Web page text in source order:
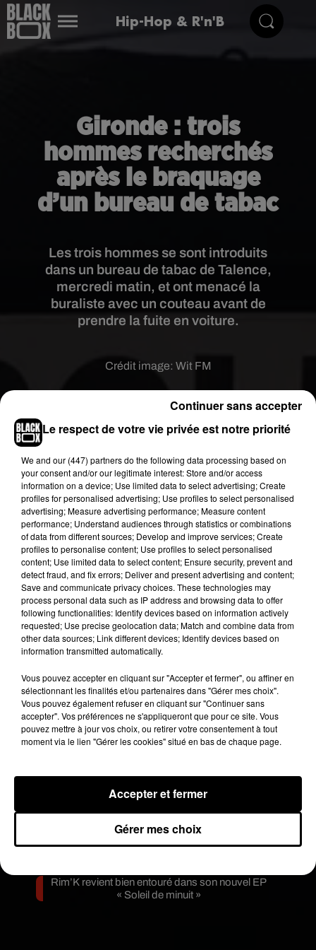
Hip-Hop & R'n'B
Gironde : trois
hommes recherchés
après le braquage
d’un bureau de tabac
Publié : 27 juin 2019 à 9h55 par Diane Charbonnel
Les trois hommes se sont introduits
dans un bureau de tabac de Talence,
mercredi matin, et ont menacé la
buraliste avec un couteau avant de
prendre la fuite en voiture.
Crédit image: Wit FM
trois hommes auteurs d’un braquage mercredi
matin dans un bureau de tabac deTalence. Il était
introduits dans le commerce. Ils ont menacé la
buraliste avec un couteau pour qu’elle leur
remette le contenu de la caisse et des cartouches
de cigarettes avant de prendre la fuite en voiture.
La commerçante n’a pas été blessée. La police a
rapidement bouclé le quartier pour tenter de
retrouver les trois hommes, en vain.
Fil actus
7 août 2026
Moha MMZ dévoile « Mikasa », un nouveau
single entre amour et...
Tayc et Didi B dévoilent le single le plus dansant
de l’année
6 août 2026
Franglish et Keblack dévoilent une session live
surprise
5 août 2026
Russ frappe fort avec son nouveau single «
WpointM Tour
la parole au procès
4 août 2026
Rim’K revient bien entouré dans son nouvel EP
« Soleil de minuit »
Le respect de votre vie privée est notre priorité
We and our (447) partnersdo the following data processing based on
your consent and/or our legitimate interest: Store and/or access
information on a device; Use limited data to select advertising; Create
profiles for personalised advertising; Use profiles to select personalised
advertising; Measure advertising performance; Measure content
performance; Understand audiences through statistics or combinations
of data from different sources; Develop and improve services; Create
profiles to personalise content; Use profiles to select personalised
content; Use limited data to select content; Ensure security, prevent and
detect fraud, and fix errors; Deliver and present advertising and content;
Save and communicate privacy choices. These technologies may
process personal data such as IP address and browsing data to offer
following functionalities: Identify devices based on information actively
requested; Use precise geolocation data; Match and combine data from
other data sources; Link different devices; Identify devices based on
information transmitted automatically.
Vous pouvez accepter en cliquant sur "Accepter et fermer", ou affiner en
sélectionnant les finalités et/ou partenaires dans "Gérer mes choix".
Vous pouvez également refuser en cliquant sur "Continuer sans
accepter". Vos préférences ne s'appliqueront que pour ce site. Vous
pouvez mettre à jour vos choix, ou retirer votre consentement à tout
moment via le lien "Gérer les cookies" situé en bas de chaque page.
Gérer mes choix
Accepter et fermer
Continuer sans accepter